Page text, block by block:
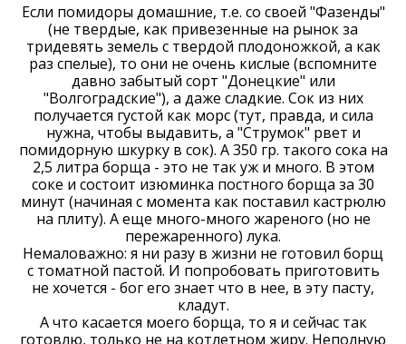
Если помидоры домашние, т.е. со своей "Фазенды"
(не твердые, как привезенные на рынок за
тридевять земель с твердой плодоножкой, а как
раз спелые), то они не очень кислые (вспомните
давно забытый сорт "Донецкие" или
"Волгоградские"), а даже сладкие. Сок из них
получается густой как морс (тут, правда, и сила
нужна, чтобы выдавить, а "Струмок" рвет и
помидорную шкурку в сок). А 350 гр. такого сока на
2,5 литра борща - это не так уж и много. В этом
соке и состоит изюминка постного борща за 30
минут (начиная с момента как поставил кастрюлю
на плиту). А еще много-много жареного (но не
пережаренного) лука.
Немаловажно: я ни разу в жизни не готовил борщ
с томатной пастой. И попробовать приготовить
не хочется - бог его знает что в нее, в эту пасту,
кладут.
А что касается моего борща, то я и сейчас так
готовлю, только не на котлетном жиру. Неполную